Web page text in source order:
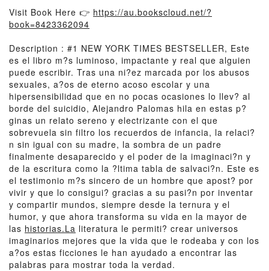
Visit Book Here 👉 https://au.bookscloud.net/?
book=8423362094
Description : #1 NEW YORK TIMES BESTSELLER, Este
es el libro m?s luminoso, impactante y real que alguien
puede escribir. Tras una ni?ez marcada por los abusos
sexuales, a?os de eterno acoso escolar y una
hipersensibilidad que en no pocas ocasiones lo llev? al
borde del suicidio, Alejandro Palomas hila en estas p?
ginas un relato sereno y electrizante con el que
sobrevuela sin filtro los recuerdos de infancia, la relaci?
n sin igual con su madre, la sombra de un padre
finalmente desaparecido y el poder de la imaginaci?n y
de la escritura como la ?ltima tabla de salvaci?n. Este es
el testimonio m?s sincero de un hombre que apost? por
vivir y que lo consigui? gracias a su pasi?n por inventar
y compartir mundos, siempre desde la ternura y el
humor, y que ahora transforma su vida en la mayor de
las historias.La literatura le permiti? crear universos
imaginarios mejores que la vida que le rodeaba y con los
a?os estas ficciones le han ayudado a encontrar las
palabras para mostrar toda la verdad.